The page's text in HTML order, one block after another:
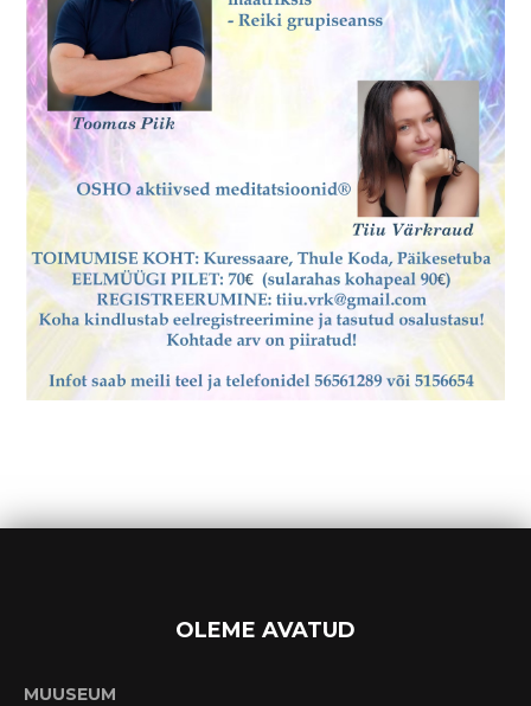
OLEME AVATUD
MUUSEUM